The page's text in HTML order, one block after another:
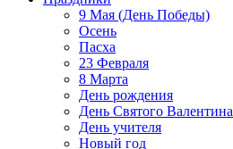
9 Мая (День Победы)
Осень
Пасха
23 Февраля
8 Марта
День рождения
День Святого Валентина
День учителя
Новый год